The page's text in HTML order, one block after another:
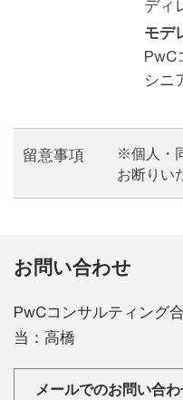
ディ
モデ
PwC
シニ
留意事項
※個人・
お断りい
お問い合わせ
PwCコンサルティング
当：高橋
メールでのお問い合